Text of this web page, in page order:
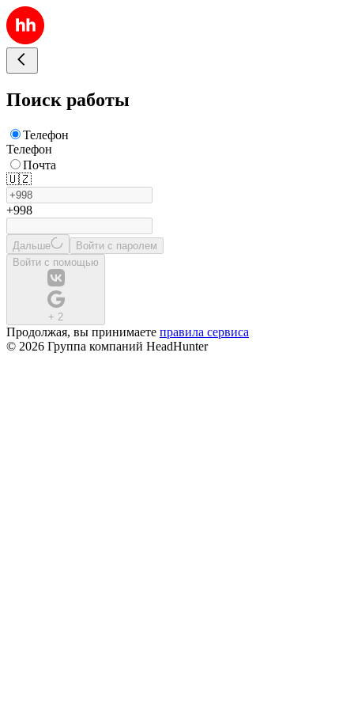
Поиск работы
Телефон
Телефон
Почта
🇺🇿
+998
Дальше
Войти с паролем
Войти с помощью
+ 2
Продолжая, вы принимаете правила сервиса
© 2026 Группа компаний HeadHunter